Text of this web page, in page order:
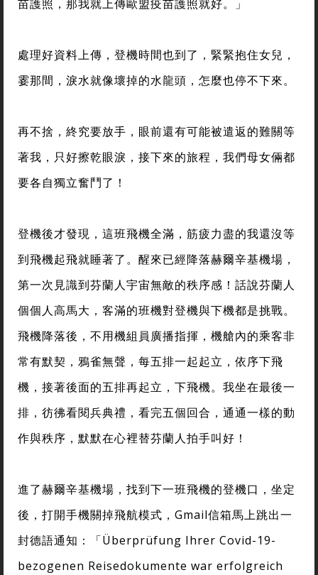
苗護照，那我就上傳歐盟疫苗護照就好。」
處理好資料上傳，登機時間也到了，緊緊抱住女兒，
霎那間，淚水就像壞掉的水龍頭，怎麼也停不下來。
再不捨，終究要放手，眼前還有可能被遣返的難關等
著我，只好擦乾眼淚，接下來的旅程，我們母女倆都
要各自獨立奮鬥了！
登機後才發現，這班飛機全滿，筋疲力盡的我還沒等
到飛機起飛就睡著了。醒來已經降落赫爾辛基機場，
第一次見識到芬蘭人宇宙無敵的秩序感！話說芬蘭人
個個人高馬大，客滿的班機對登機與下機都是挑戰。
飛機降落後，不用機組員廣播指揮，機艙內的乘客非
常有默契，鴉雀無聲，每五排一起起立，依序下飛
機，接著後面的五排再起立，下飛機。我坐在最後一
排，彷彿看閱兵典禮，看完五個回合，通通一樣的動
作與秩序，默默在心裡替芬蘭人拍手叫好！
進了赫爾辛基機場，找到下一班飛機的登機口，坐定
後，打開手機關掉飛航模式，Gmail信箱馬上跳出一
封德語通知：「Überprüfung Ihrer Covid-19-
bezogenen Reisedokumente war erfolgreich